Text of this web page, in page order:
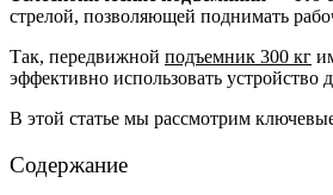
стрелой, позволяющей поднимать
Так, передвижной подъемник 300 кг
эффективно использовать
В этой статье мы рассмотрим
Содержание